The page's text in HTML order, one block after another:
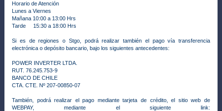
Horario de Atención
Lunes a Viernes
Mañana 10:00 a 13:00 Hrs
Tarde 15:30 a 18:00 Hrs
Si es de regiones o Stgo, podrá realizar también el pago vía transferencia
electrónica o depósito bancario, bajo los siguientes antecedentes:
POWER INVERTER LTDA.
RUT. 76.245.753-9
BANCO DE CHILE
CTA. CTE. Nº 207-00850-07
También, podrá realizar el pago mediante tarjeta de crédito, el sitio web de
WEBPAY, mediante el siguiente link: